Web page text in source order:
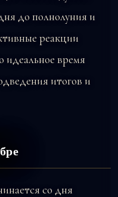
до полнолуния и
реакции
идеальное время
итогов и
со дня